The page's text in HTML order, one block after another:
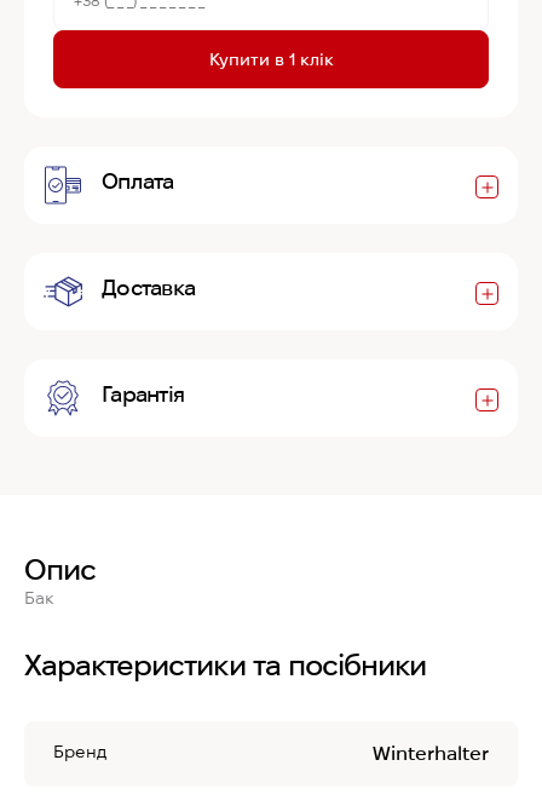
Купити в 1 клік
Оплата
Доставка
Гарантія
Опис
Бак
Характеристики та посібники
Бренд Winterhalter